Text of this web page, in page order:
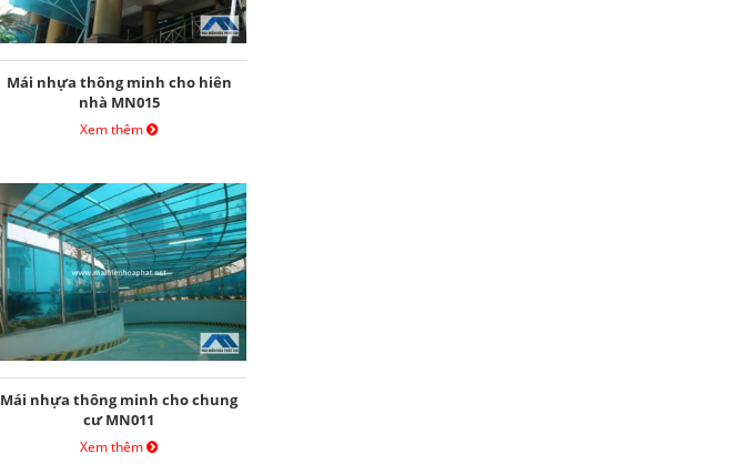
Mái nhựa thông minh cho hiên
nhà MN015
Xem thêm
Mái nhựa thông minh cho chung
cư MN011
Xem thêm